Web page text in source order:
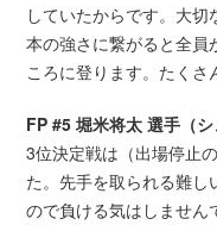
していたからです。大
本の強さに繋がると全員
ころに登ります。たくさ
FP #5 堀米将太 選手（シ
3位決定戦は（出場停止
た。先手を取られる難し
ので負ける気はしません